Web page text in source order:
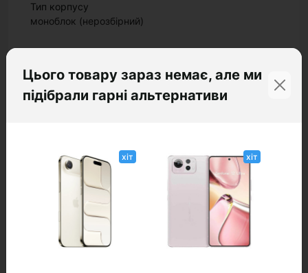
Тип корпусу
моноблок (нерозбірний)
Корпус
Висота, мм
162.9
Захист від пилу і вологи
+ (IP67)
Маса, г
Цього товару зараз немає, але ми
підібрали гарні альтернативи
хіт хіт